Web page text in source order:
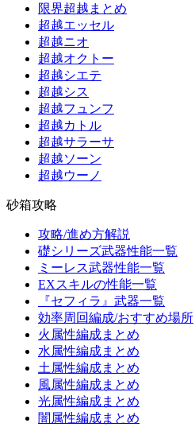
限界超越まとめ
超越エッセル
超越ニオ
超越オクトー
超越シエテ
超越シス
超越フュンフ
超越カトル
超越サラーサ
超越ソーン
超越ウーノ
砂箱攻略
攻略/進め方解説
礎シリーズ武器性能一覧
ミーレス武器性能一覧
EXスキルの性能一覧
『セフィラ』武器一覧
効率周回編成/おすすめ場所
火属性編成まとめ
水属性編成まとめ
土属性編成まとめ
風属性編成まとめ
光属性編成まとめ
闇属性編成まとめ